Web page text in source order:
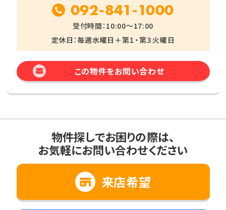
092-841-1000
受付時間：10:00～17:00
定休日：毎週水曜日＋第１・第３火曜日
この物件をお問い合わせ
物件探しでお困りの際は、
お気軽にお問い合わせください
来店希望